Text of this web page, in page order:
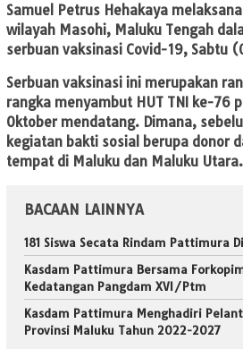
Samuel Petrus Hehakaya
wilayah Masohi, Maluku Tengah
serbuan vaksinasi Covid-19,
Serbuan vaksinasi ini merupakan
rangka menyambut HUT TNI ke-76
Oktober mendatang. Dimana,
kegiatan bakti sosial berupa donor
tempat di Maluku dan Maluku Utara.
BACAAN LAINNYA
181 Siswa Secata Rindam Pattimura
Kasdam Pattimura Bersama
Kedatangan Pangdam XVI/Ptm
Kasdam Pattimura Menghadiri
Provinsi Maluku Tahun 2022-2027